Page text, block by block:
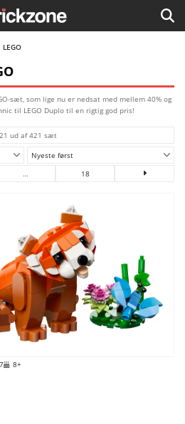
sæt, som lige nu er nedsat med mellem 40% og
til LEGO Duplo til en rigtig god pris!
… 18
ud af 421 sæt
Nyeste først
8+